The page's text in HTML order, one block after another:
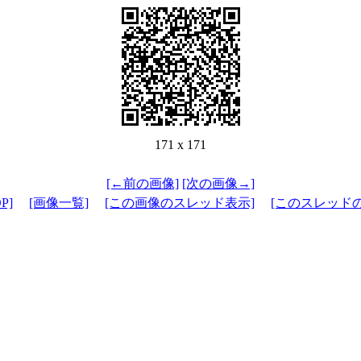
171 x 171
[←前の画像] [次の画像→]
[画像一覧] [この画像のスレッド表示] [このスレッド